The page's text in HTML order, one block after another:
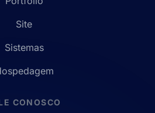
Site
Sistemas
CONOSCO